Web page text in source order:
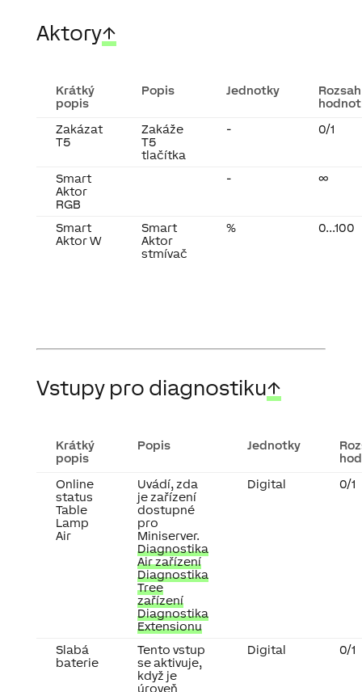
Aktory↑
Krátký
popis
Popis Jednotky
Rozsah
hodnot
Zakázat
T5
Zakáže
T5
tlačítka
- 0/1
Smart
Aktor
RGB
- ∞
Smart
Aktor W
Smart
Aktor
stmívač
% 0...100
Vstupy pro diagnostiku↑
Krátký
popis
Popis Jednotky
Online
status
Table
Lamp
Air
Uvádí, zda
je zařízení
dostupné
pro
Miniserver.
Diagnostika
Air zařízení
Diagnostika
Tree
zařízení
Diagnostika
Extensionu
Digital 0/1
Slabá
baterie
Tento vstup
se aktivuje,
když je
úroveň
Digital 0/1